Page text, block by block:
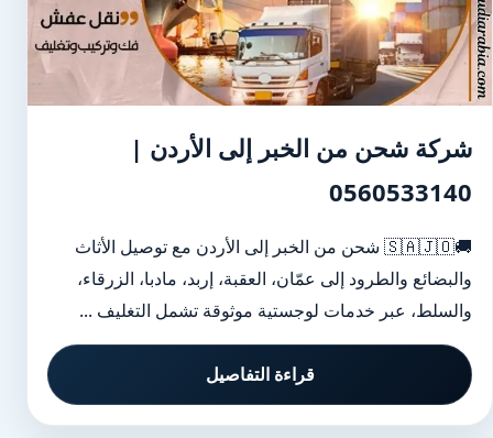
شركة شحن من الخبر إلى الأردن |
0560533140
🚚🇸🇦🇯🇴 شحن من الخبر إلى الأردن مع توصيل الأثاث
والبضائع والطرود إلى عمّان، العقبة، إربد، مادبا، الزرقاء،
والسلط، عبر خدمات لوجستية موثوقة تشمل التغليف ...
قراءة التفاصيل